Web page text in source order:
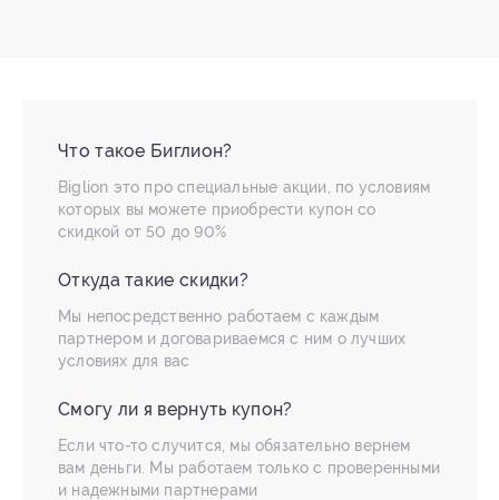
Что такое Биглион?
Biglion это про специальные акции, по условиям
которых вы можете приобрести купон со
скидкой от 50 до 90%
Откуда такие скидки?
Мы непосредственно работаем с каждым
партнером и договариваемся с ним о лучших
условиях для вас
Смогу ли я вернуть купон?
Если что-то случится, мы обязательно вернем
вам деньги. Мы работаем только с проверенными
и надежными партнерами